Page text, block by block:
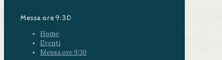
Messa ore 9:30
Home
Eventi
Messa ore 9:30